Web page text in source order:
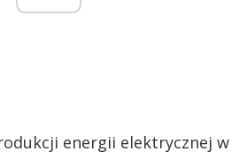
energii elektrycznej w